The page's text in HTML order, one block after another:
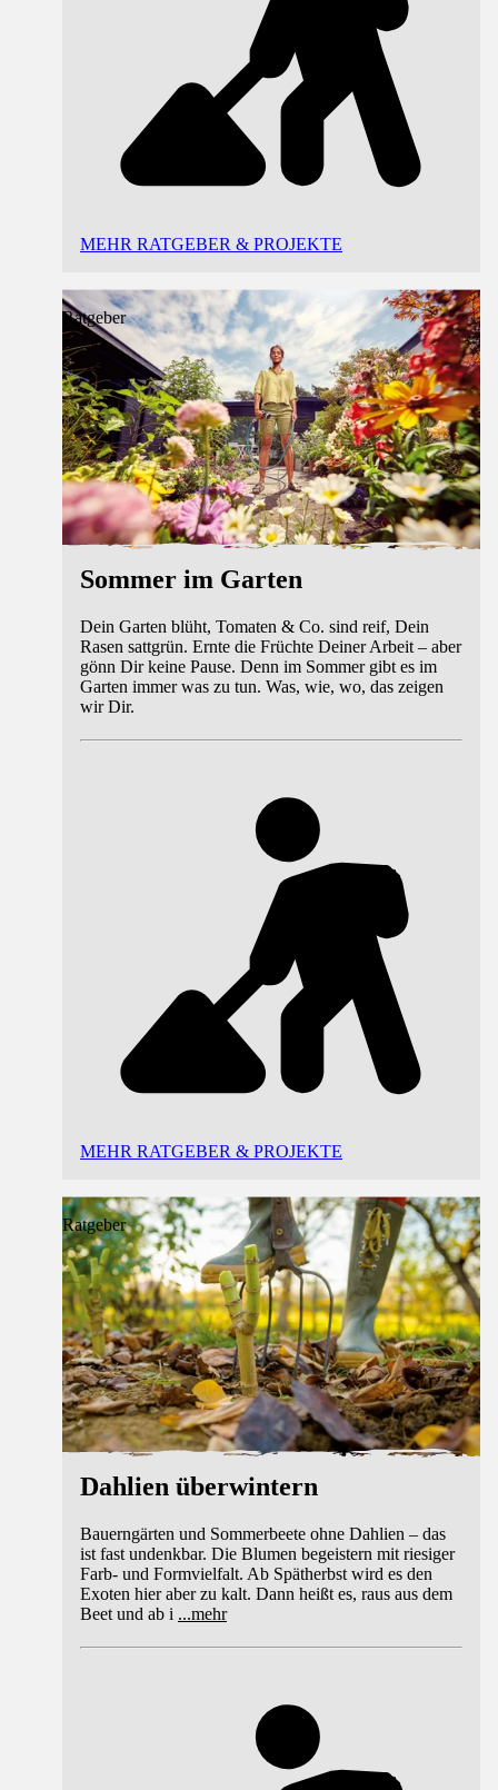
MEHR RATGEBER & PROJEKTE
Ratgeber
Sommer im Garten
Dein Garten blüht, Tomaten & Co. sind reif, Dein
Rasen sattgrün. Ernte die Früchte Deiner Arbeit – aber
gönn Dir keine Pause. Denn im Sommer gibt es im
Garten immer was zu tun. Was, wie, wo, das zeigen
wir Dir.
MEHR RATGEBER & PROJEKTE
Ratgeber
Dahlien überwintern
Bauerngärten und Sommerbeete ohne Dahlien – das
ist fast undenkbar. Die Blumen begeistern mit riesiger
Farb- und Formvielfalt. Ab Spätherbst wird es den
Exoten hier aber zu kalt. Dann heißt es, raus aus dem
Beet und ab i ...mehr